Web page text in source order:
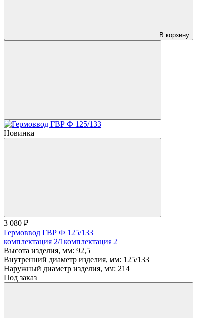
В корзину
Новинка
3 080 ₽
Гермоввод ГВР Ф 125/133
комплектация 2/1комплектация 2
Высота изделия, мм: 92,5
Внутренний диаметр изделия, мм: 125/133
Наружный диаметр изделия, мм: 214
Под заказ